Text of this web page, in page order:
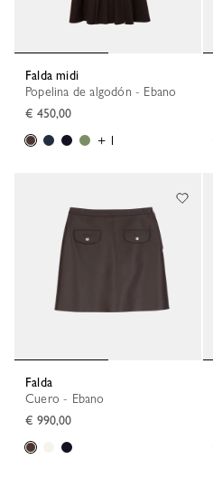
Falda midi
Popelina de algodón - Ebano
€ 450,00
+ 1
Falda
Cuero - Ebano
€ 990,00